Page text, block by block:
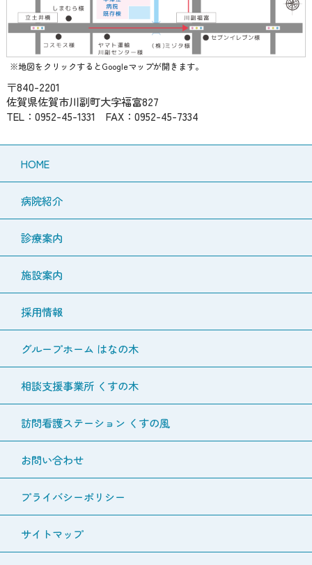
※地図をクリックするとGoogleマップが開きます。
〒840-2201
佐賀県佐賀市川副町大字福富827
TEL：0952-45-1331 FAX：0952-45-7334
HOME
病院紹介
診療案内
施設案内
採用情報
グループホーム はなの木
相談支援事業所 くすの木
訪問看護ステーション くすの風
お問い合わせ
プライバシーポリシー
サイトマップ